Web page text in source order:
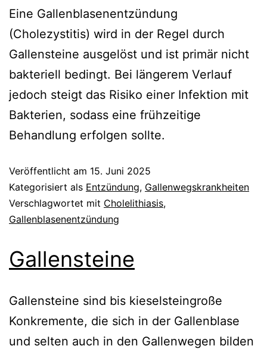
Eine Gallenblasenentzündung
(Cholezystitis) wird in der Regel durch
Gallensteine ausgelöst und ist primär nicht
bakteriell bedingt. Bei längerem Verlauf
jedoch steigt das Risiko einer Infektion mit
Bakterien, sodass eine frühzeitige
Behandlung erfolgen sollte.
Veröffentlicht am 15. Juni 2025
Kategorisiert als Entzündung, Gallenwegskrankheiten
Verschlagwortet mit Cholelithiasis,
Gallenblasenentzündung
Gallensteine
Gallensteine sind bis kieselsteingroße
Konkremente, die sich in der Gallenblase
und selten auch in den Gallenwegen bilden